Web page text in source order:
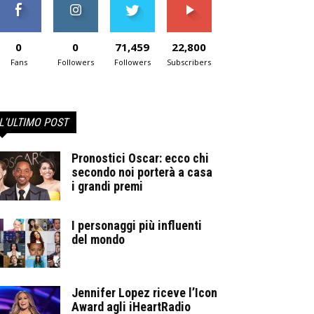
0
Fans
0
Followers
71,459
Followers
22,800
Subscribers
POST
Pronostici Oscar: ecco chi
secondo noi porterà a casa
i grandi premi
I personaggi più influenti
del mondo
Jennifer Lopez riceve l’Icon
Award agli iHeartRadio